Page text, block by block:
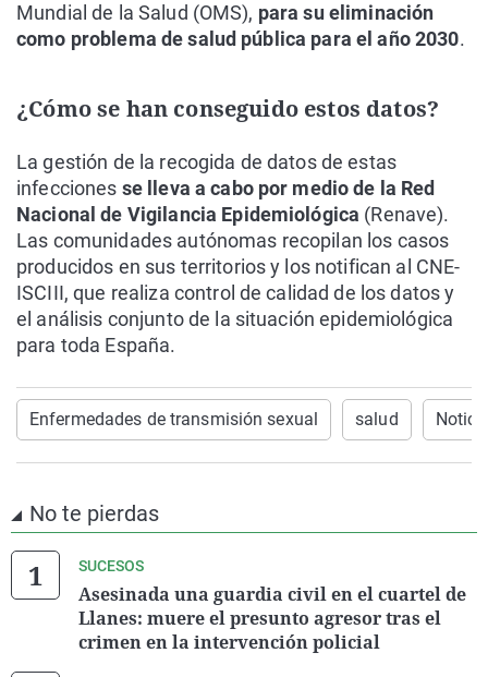
Mundial de la Salud (OMS), para su eliminación
como problema de salud pública para el año 2030.
¿Cómo se han conseguido estos datos?
La gestión de la recogida de datos de estas
infecciones se lleva a cabo por medio de la Red
Nacional de Vigilancia Epidemiológica (Renave).
Las comunidades autónomas recopilan los casos
producidos en sus territorios y los notifican al CNE-
ISCIII, que realiza control de calidad de los datos y
el análisis conjunto de la situación epidemiológica
para toda España.
Enfermedades de transmisión sexual salud
No te pierdas
SUCESOS
Asesinada una guardia civil en el cuartel de
Llanes: muere el presunto agresor tras el
crimen en la intervención policial